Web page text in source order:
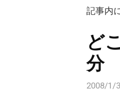
記事内
ど
分
2008/1/